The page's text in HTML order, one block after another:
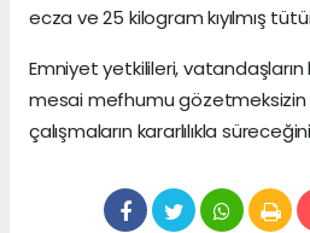
ecza ve 25 kilogram kıyılmış
Emniyet yetkilileri,
mesai mefhumu
çalışmaların kararlılıkla